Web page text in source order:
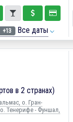
+13 Все даты
в 2 странах)
о. Гран-
Тенерифе - Фуншал,